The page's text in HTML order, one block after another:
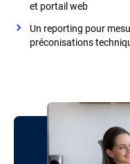
et portail web
Un reporting pour
préconisations